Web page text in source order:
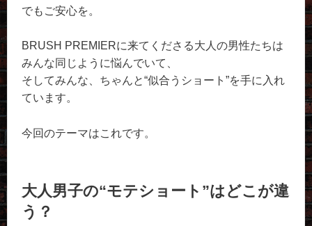
でもご安心を。
BRUSH PREMIERに来てくださる大人の男性たちは
みんな同じように悩んでいて、
そしてみんな、ちゃんと“似合うショート”を手に入れ
ています。
今回のテーマはこれです。
大人男子の“モテショート”はどこが違
う？